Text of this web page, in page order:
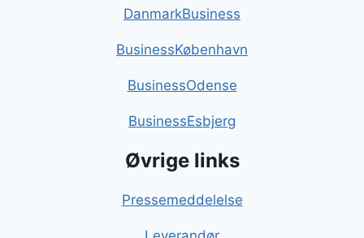
DanmarkBusiness
BusinessKøbenhavn
BusinessOdense
BusinessEsbjerg
Øvrige links
Pressemeddelelse